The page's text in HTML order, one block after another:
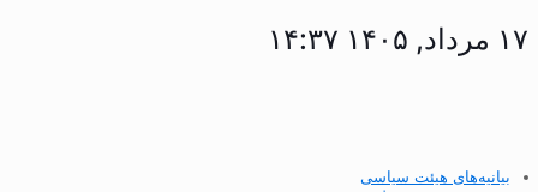
۱۷ مرداد, ۱۴۰۵ ۱۴:۳۷
بیانیه‌های هیئت سیاسی